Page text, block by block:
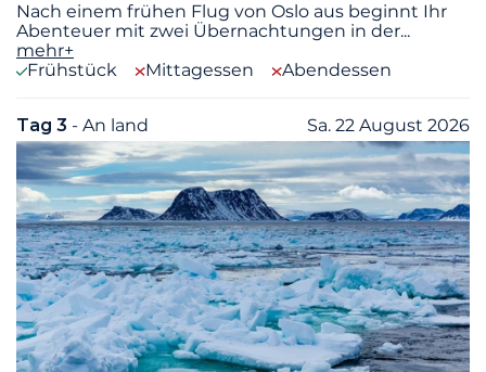
Nach einem frühen Flug von Oslo aus beginnt Ihr
Abenteuer mit zwei Übernachtungen in der...
mehr+
Frühstück
Mittagessen Abendessen
Tag 3 - An land Sa. 22 August 2026